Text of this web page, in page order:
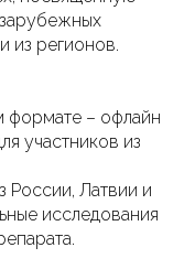
из регионов.
формате – офлайн
участников из
России, Латвии и
исследования